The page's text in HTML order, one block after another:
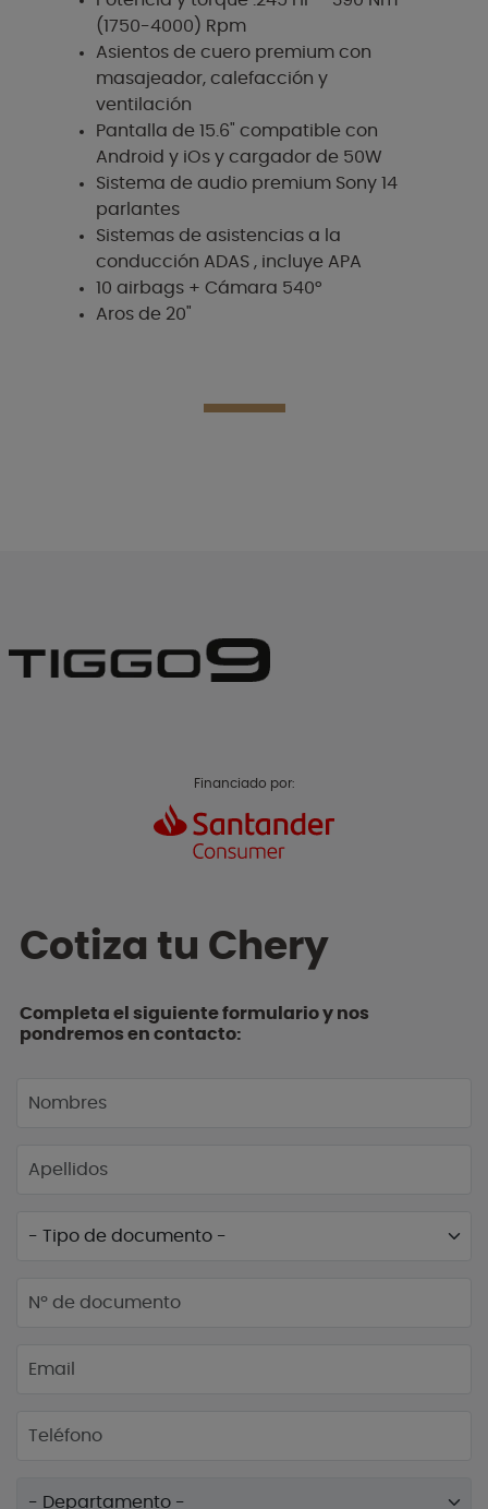
(1750-4000) Rpm
Asientos de cuero premium con
masajeador, calefacción y
ventilación
Pantalla de 15.6" compatible con
Android y iOs y cargador de 50W
Sistema de audio premium Sony 14
parlantes
Sistemas de asistencias a la
conducción ADAS , incluye APA
10 airbags + Cámara 540°
Aros de 20"
Financiado por:
Cotiza tu Chery
Completa el siguiente formulario y nos
pondremos en contacto: